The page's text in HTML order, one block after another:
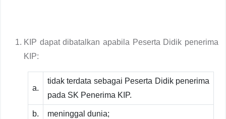
KIP dapat dibatalkan apabila Peserta Didik penerima
KIP:
a.
tidak terdata sebagai Peserta Didik penerima
pada SK Penerima KIP.
b. meninggal dunia;